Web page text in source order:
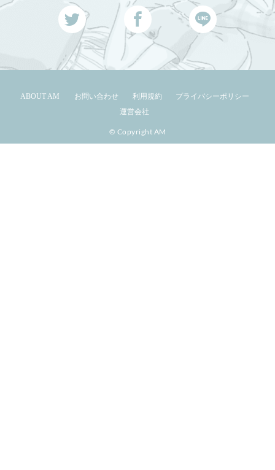
ABOUT AM お問い合わせ 利用規約
プライバシーポリシー
運営会社
© Copyright AM